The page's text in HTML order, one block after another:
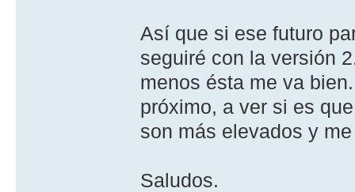
Así que si ese futuro
seguiré con la versión
menos ésta me va
próximo, a ver si es
son más elevados y
Saludos.